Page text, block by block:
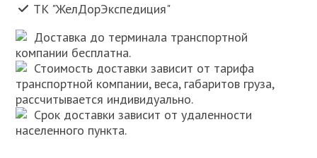
ТК "ЖелДорЭкспедиция"
Доставка до терминала транспортной
компании бесплатна.
Стоимость доставки зависит от тарифа
транспортной компании, веса, габаритов груза,
рассчитывается индивидуально.
Срок доставки зависит от удаленности
населенного пункта.